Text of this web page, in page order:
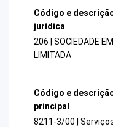
Código e
jurídica
206 | SOCIEDADE
LIMITADA
Código e
principal
8211-3/00 |